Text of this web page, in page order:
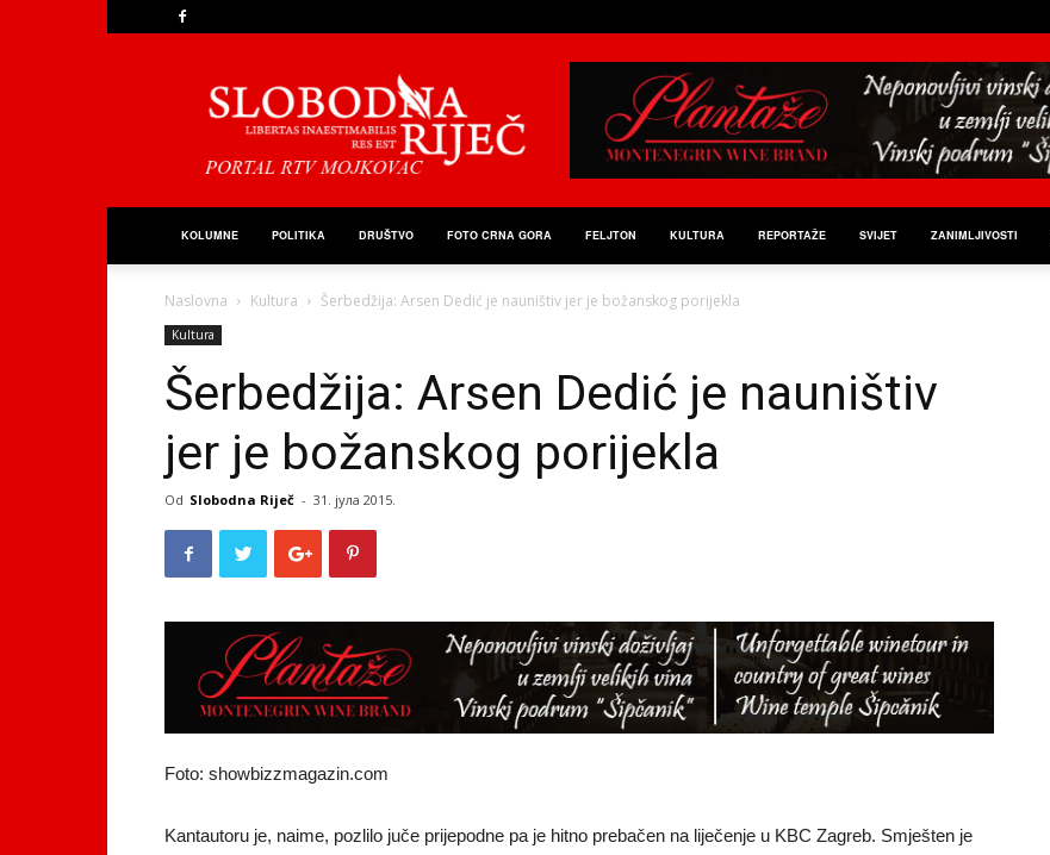
Riječ
KOLUMNE POLITIKA DRUŠTVO FOTO CRNA GORA FELJTON KULTURA REPORTAŽE SVIJET ZANIMLJIVOSTI
Naslovna Kultura Šerbedžija: Arsen Dedić je nauništiv jer je božanskog porijekla
Kultura
Šerbedžija: Arsen Dedić je nauništiv
jer je božanskog porijekla
Od Slobodna Riječ - 31. јула 2015.
Foto: showbizzmagazin.com
Kantautoru je, naime, pozlilo juče prijepodne pa je hitno prebačen na liječenje u KBC Zagreb. Smješten je